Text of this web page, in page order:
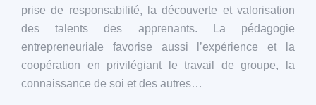
prise de responsabilité, la découverte et valorisation
des talents des apprenants. La pédagogie
entrepreneuriale favorise aussi l’expérience et la
coopération en privilégiant le travail de groupe, la
connaissance de soi et des autres…